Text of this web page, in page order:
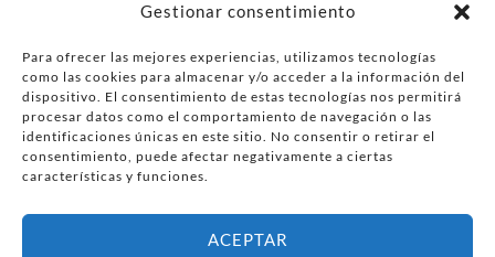
Gestionar consentimiento
Para ofrecer las mejores experiencias, utilizamos tecnologías
como las cookies para almacenar y/o acceder a la información del
dispositivo. El consentimiento de estas tecnologías nos permitirá
procesar datos como el comportamiento de navegación o las
identificaciones únicas en este sitio. No consentir o retirar el
consentimiento, puede afectar negativamente a ciertas
características y funciones.
ACEPTAR
comarca del Bierzo
Anúnciate
Más información sobre las cookies
Envía tu negocio
Contacta Política de privacidad